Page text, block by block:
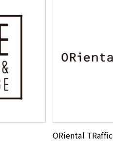
ORiental TRaffic